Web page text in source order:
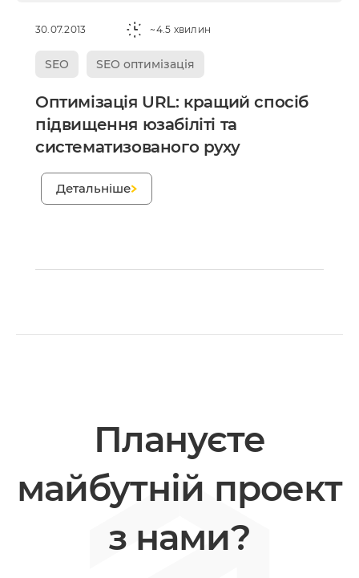
30.07.2013 ~4.5 хвилин
SEO SEO оптимізація
Оптимізація URL: кращий спосіб
підвищення юзабіліті та
систематизованого руху
Детальніше
Плануєте
майбутній проект
з нами?